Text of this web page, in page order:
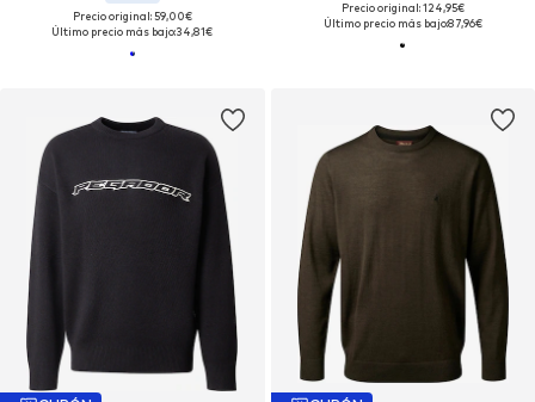
Precio original: 59,00€
Último precio más bajo:34,81€
Precio original: 124,95€
Último precio más bajo:87,96€